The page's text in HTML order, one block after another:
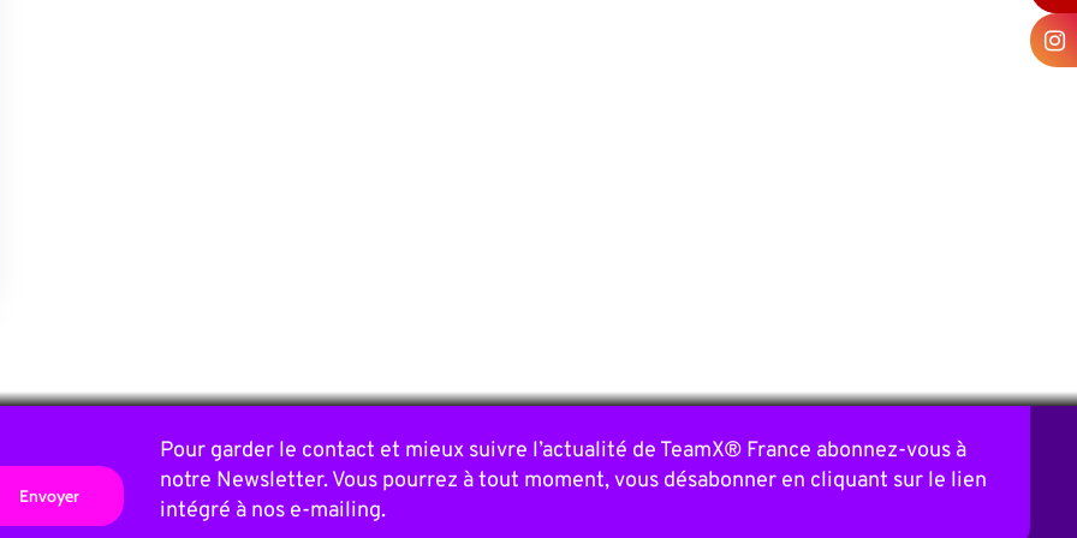
Pour garder le contact et mieux suivre l’actualité de TeamX® France abonnez-vous à
notre Newsletter. Vous pourrez à tout moment, vous désabonner en cliquant sur le lien
intégré à nos e-mailing.